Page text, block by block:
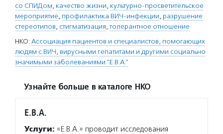
со СПИДом, качество жизни, культурно-просветительское
мероприятие, профилактика ВИЧ-инфекции, разрушение
стереотипов, стигматизация,толерантное отношение
НКО: Ассоциация пациентов и специалистов, помогающих
людям с ВИЧ, вирусными гепатитами и другими социально
значимыми заболеваниями "Е.В.А."
Узнайте больше в каталоге НКО
Е.В.А.
Услуги: «Е.В.А.» проводит исследования